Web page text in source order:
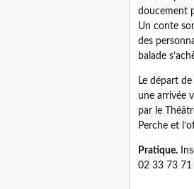
doucement
Un conte
des
balade
Le départ
une arrivée
par le
Perche et
Pratique.
02 33 73 71